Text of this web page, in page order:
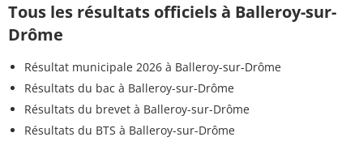
Tous les résultats officiels à Balleroy-sur-
Drôme
Résultat municipale 2026 à Balleroy-sur-Drôme
Résultats du bac à Balleroy-sur-Drôme
Résultats du brevet à Balleroy-sur-Drôme
Résultats du BTS à Balleroy-sur-Drôme